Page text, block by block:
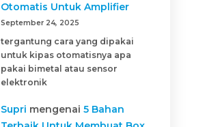
Otomatis Untuk Amplifier
September 24, 2025
tergantung cara yang dipakai
untuk kipas otomatisnya apa
pakai bimetal atau sensor
elektronik
Supri mengenai5 Bahan